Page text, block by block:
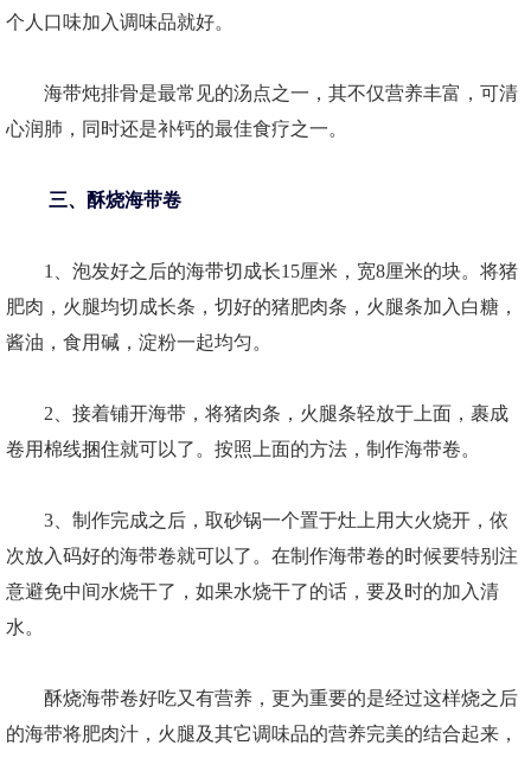
个人口味加入调味品就好。
海带炖排骨是最常见的汤点之一，其不仅营养丰富，可清
心润肺，同时还是补钙的最佳食疗之一。
三、酥烧海带卷
1、泡发好之后的海带切成长15厘米，宽8厘米的块。将猪
肥肉，火腿均切成长条，切好的猪肥肉条，火腿条加入白糖，
酱油，食用碱，淀粉一起均匀。
2、接着铺开海带，将猪肉条，火腿条轻放于上面，裹成
卷用棉线捆住就可以了。按照上面的方法，制作海带卷。
3、制作完成之后，取砂锅一个置于灶上用大火烧开，依
次放入码好的海带卷就可以了。在制作海带卷的时候要特别注
意避免中间水烧干了，如果水烧干了的话，要及时的加入清
水。
酥烧海带卷好吃又有营养，更为重要的是经过这样烧之后
的海带将肥肉汁，火腿及其它调味品的营养完美的结合起来，